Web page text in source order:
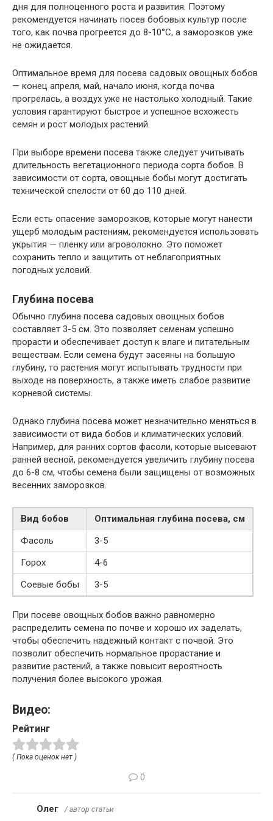
дня для полноценного роста и развития. Поэтому
рекомендуется начинать посев бобовых культур после
того, как почва прогреется до 8-10°C, а заморозков уже
не ожидается.
Оптимальное время для посева садовых овощных бобов
— конец апреля, май, начало июня, когда почва
прогрелась, а воздух уже не настолько холодный. Такие
условия гарантируют быстрое и успешное всхожесть
семян и рост молодых растений.
При выборе времени посева также следует учитывать
длительность вегетационного периода сорта бобов. В
зависимости от сорта, овощные бобы могут достигать
технической спелости от 60 до 110 дней.
Если есть опасение заморозков, которые могут нанести
ущерб молодым растениям, рекомендуется использовать
укрытия — пленку или агроволокно. Это поможет
сохранить тепло и защитить от неблагоприятных
погодных условий.
Глубина посева
Обычно глубина посева садовых овощных бобов
составляет 3-5 см. Это позволяет семенам успешно
прорасти и обеспечивает доступ к влаге и питательным
веществам. Если семена будут засеяны на большую
глубину, то растения могут испытывать трудности при
выходе на поверхность, а также иметь слабое развитие
корневой системы.
Однако глубина посева может незначительно меняться в
зависимости от вида бобов и климатических условий.
Например, для ранних сортов фасоли, которые высевают
ранней весной, рекомендуется увеличить глубину посева
до 6-8 см, чтобы семена были защищены от возможных
весенних заморозков.
Вид бобов
Оптимальная глубина посева, см
Фасоль
3-5
Горох
4-6
Соевые бобы
3-5
При посеве овощных бобов важно равномерно
распределить семена по почве и хорошо их заделать,
чтобы обеспечить надежный контакт с почвой. Это
позволит обеспечить нормальное прорастание и
развитие растений, а также повысит вероятность
получения более высокого урожая.
Видео:
Рейтинг
( Пока оценок нет )
0
Олег / автор статьи